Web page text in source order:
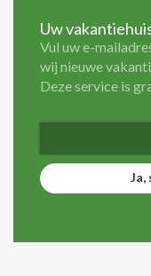
Uw
Vul uw e-
wij nieuwe
Deze service is
Ja,